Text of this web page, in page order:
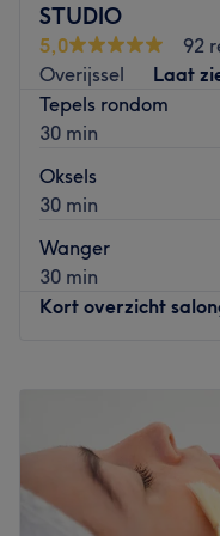
STUDIO
5,0
92
Overijssel
Laat
Tepels rondom
30 min
Oksels
30 min
Wanger
30 min
Kort overzicht
Woensdag
Donderdag
Vrijdag
Zaterdag